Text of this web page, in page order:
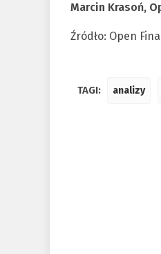
Marcin Krasoń,
Źródło: Open
TAGI: analizy